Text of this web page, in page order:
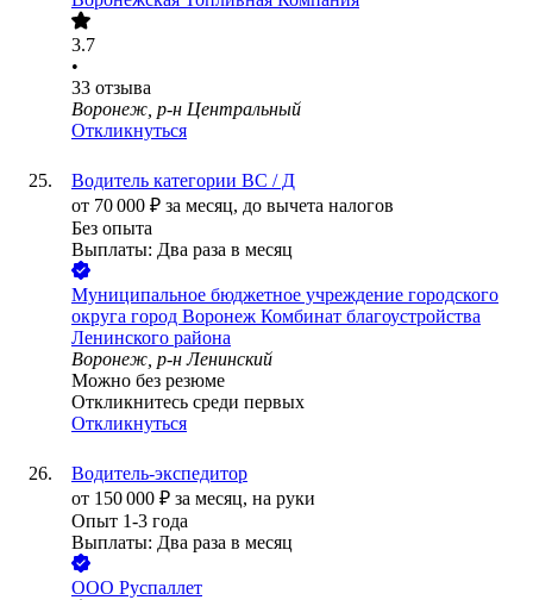
3.7
•
33 отзыва
Воронеж, р-н Центральный
Откликнуться
Водитель категории BC / Д
от 70 000 ₽ за месяц, до вычета налогов
Без опыта
Выплаты: Два раза в месяц
Муниципальное бюджетное учреждение городского
округа город Воронеж Комбинат благоустройства
Ленинского района
Воронеж, р-н Ленинский
Можно без резюме
Откликнитесь среди первых
Откликнуться
Водитель-экспедитор
от 150 000 ₽ за месяц, на руки
Опыт 1-3 года
Выплаты: Два раза в месяц
ООО Руспаллет